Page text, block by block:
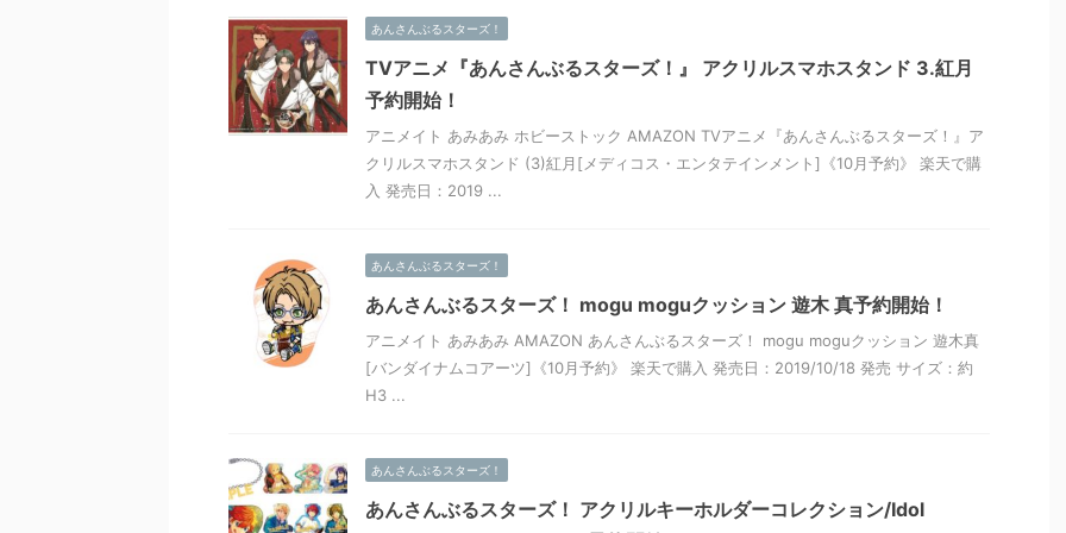
あんさんぶるスターズ！
TVアニメ『あんさんぶるスターズ！』 アクリルスマホスタンド 3.紅月
予約開始！
アニメイト あみあみ ホビーストック AMAZON TVアニメ『あんさんぶるスターズ！』ア
クリルスマホスタンド (3)紅月[メディコス・エンタテインメント]《10月予約》 楽天で購
入 発売日：2019 ...
あんさんぶるスターズ！
あんさんぶるスターズ！ mogu moguクッション 遊木 真予約開始！
アニメイト あみあみ AMAZON あんさんぶるスターズ！ mogu moguクッション 遊木真
[バンダイナムコアーツ]《10月予約》 楽天で購入 発売日：2019/10/18 発売 サイズ：約
H3 ...
あんさんぶるスターズ！
あんさんぶるスターズ！ アクリルキーホルダーコレクション/Idol